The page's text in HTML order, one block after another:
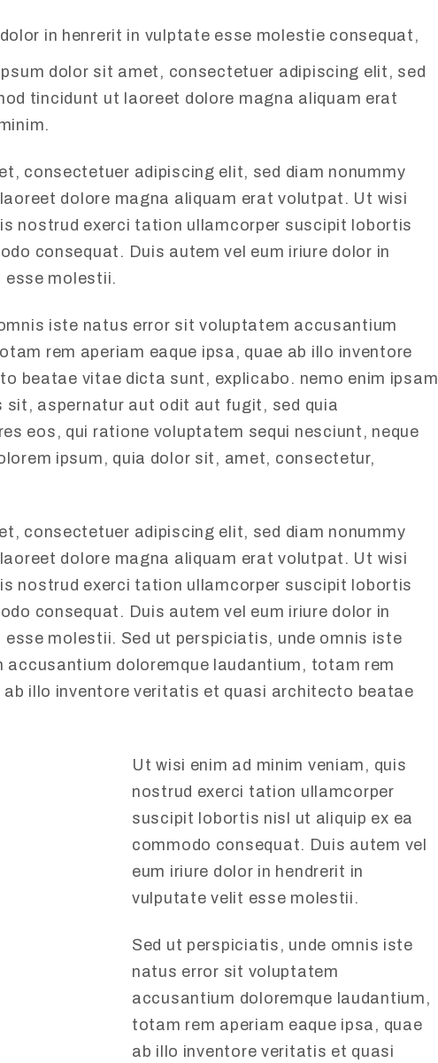
in henrerit in vulptate esse molestie consequat,
dolor sit amet, consectetuer adipiscing elit, sed
tincidunt ut laoreet dolore magna aliquam erat
consectetuer adipiscing elit, sed diam nonummy
dolore magna aliquam erat volutpat. Ut wisi
nostrud exerci tation ullamcorper suscipit lobortis
consequat. Duis autem vel eum iriure dolor in
esse molestii.
iste natus error sit voluptatem accusantium
rem aperiam eaque ipsa, quae ab illo inventore
beatae vitae dicta sunt, explicabo. nemo enim ipsam
sit, aspernatur aut odit aut fugit, sed quia
eos, qui ratione voluptatem sequi nesciunt, neque
ipsum, quia dolor sit, amet, consectetur,
consectetuer adipiscing elit, sed diam nonummy
dolore magna aliquam erat volutpat. Ut wisi
nostrud exerci tation ullamcorper suscipit lobortis
consequat. Duis autem vel eum iriure dolor in
molestii. Sed ut perspiciatis, unde omnis iste
doloremque laudantium, totam rem
ab illo inventore veritatis et quasi architecto beatae
Ut wisi enim ad minim veniam, quis
nostrud exerci tation ullamcorper
suscipit lobortis nisl ut aliquip ex ea
commodo consequat. Duis autem vel
eum iriure dolor in hendrerit in
vulputate velit esse molestii.
Sed ut perspiciatis, unde omnis iste
natus error sit voluptatem
accusantium doloremque laudantium,
totam rem aperiam eaque ipsa, quae
ab illo inventore veritatis et quasi